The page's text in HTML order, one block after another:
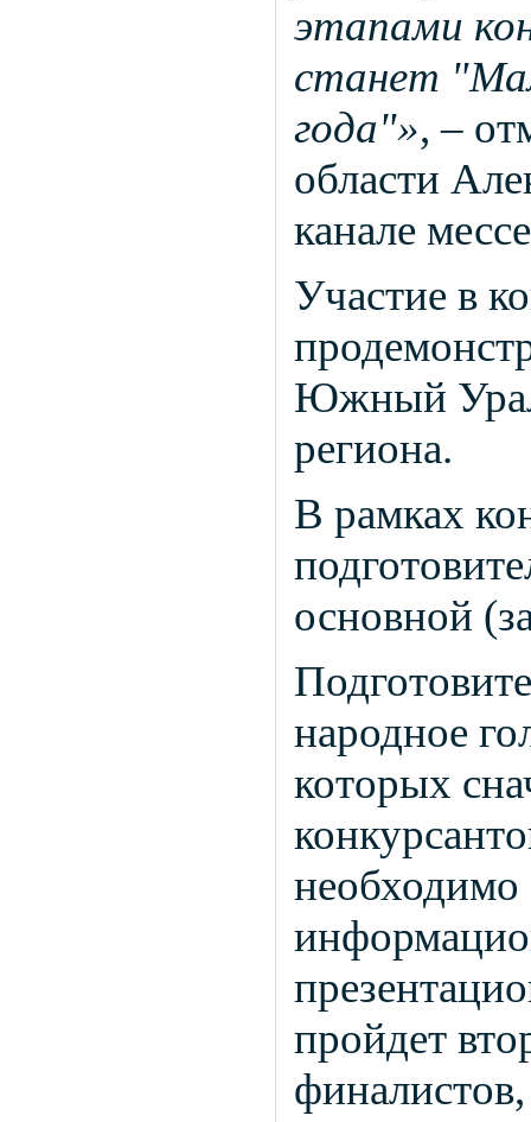
этапами
станет
года"», –
области
канале
Участие в
Южный Урал
региона.
В рамках
основной
народное
которых
необходимо
пройдет